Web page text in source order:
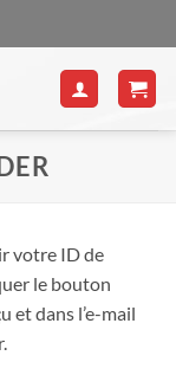
votre ID de
le bouton
et dans l’e-mail